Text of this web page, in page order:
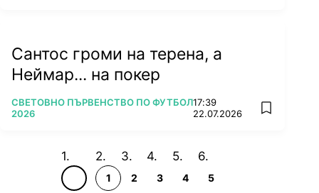
Сантос громи на терена, а
Неймар... на покер
ПОВЕЧЕ ОТ
СВЕТОВНО ПЪРВЕНСТВО ПО ФУТБОЛ
2026
17:39
22.07.2026
add
1 2 3 4 5